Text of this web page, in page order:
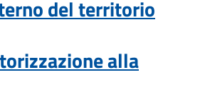
del territorio
alla